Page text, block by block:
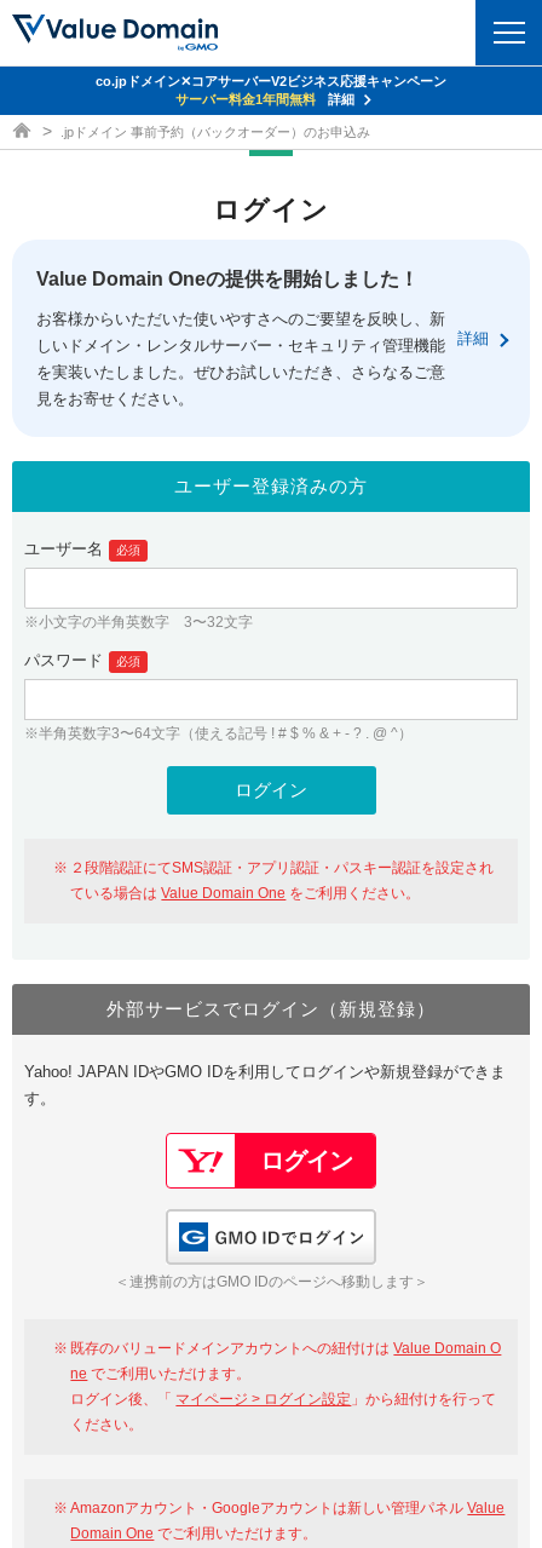
ドメイントップ
ドメイン移管
ドメイン価格一覧
ドメイン一括検索
.jpドメインオークション
gTLDオークション NEW!
.jpドメインバックオーダー
プレミアムドメイン
人気ドメインの種類
WHOIS検索
コアサーバー
バリューサーバー
XREA
セキュリティトップ
Value Domain ネットde診断
SSL証明書
サービストップ
お得意様割引
紹介制度
バリュードメインAPI
ドメイン・ホスティングOEM
facebook
ログイン
従来のバリュードメインをご利用希望の方
Value Domainにログイン
おすすめ One レンタルサーバーを含む最新の機能を使う方
Value Domain Oneにログイン
Google
GMO ID Amazon
※AmazonはValue Domain Oneのログイン画面へ遷移します
ユーザー登録
Value Domain Oneアカウント作成
以下でも登録可能
Google Yahoo!
GMO ID
co.jpドメイン✕コアサーバーV2ビジネス応援キャンペーン
サーバー料金1年間無料
詳細
ドメイン取得ならバリュードメイン
.jpドメイン 事前予約（バックオーダー）のお申込み
ログイン
Value Domain Oneの提供を開始しました！
お客様からいただいた使いやすさへのご要望を反映し、新
しいドメイン・レンタルサーバー・セキュリティ管理機能
を実装いたしました。ぜひお試しいただき、さらなるご意
見をお寄せください。
詳細
ユーザー登録済みの方
ユーザー名 必須
※小文字の半角英数字 3〜32文字
パスワード 必須
※半角英数字3〜64文字（使える記号 ! # $ % & + - ? . @ ^）
２段階認証にてSMS認証・アプリ認証・パスキー認証を設定され
ている場合はValue Domain One をご利用ください。
外部サービスでログイン（新規登録）
Yahoo! JAPAN IDやGMO IDを利用してログインや新規登録ができま
す。
＜連携前の方はGMO IDのページへ移動します＞
既存のバリュードメインアカウントへの紐付けはValue Domain O
ne でご利用いただけます。
ログイン後、「 マイページ > ログイン設定 」から紐付けを行って
ください。
Amazonアカウント・Googleアカウントは新しい管理パネルValue
Domain One でご利用いただけます。